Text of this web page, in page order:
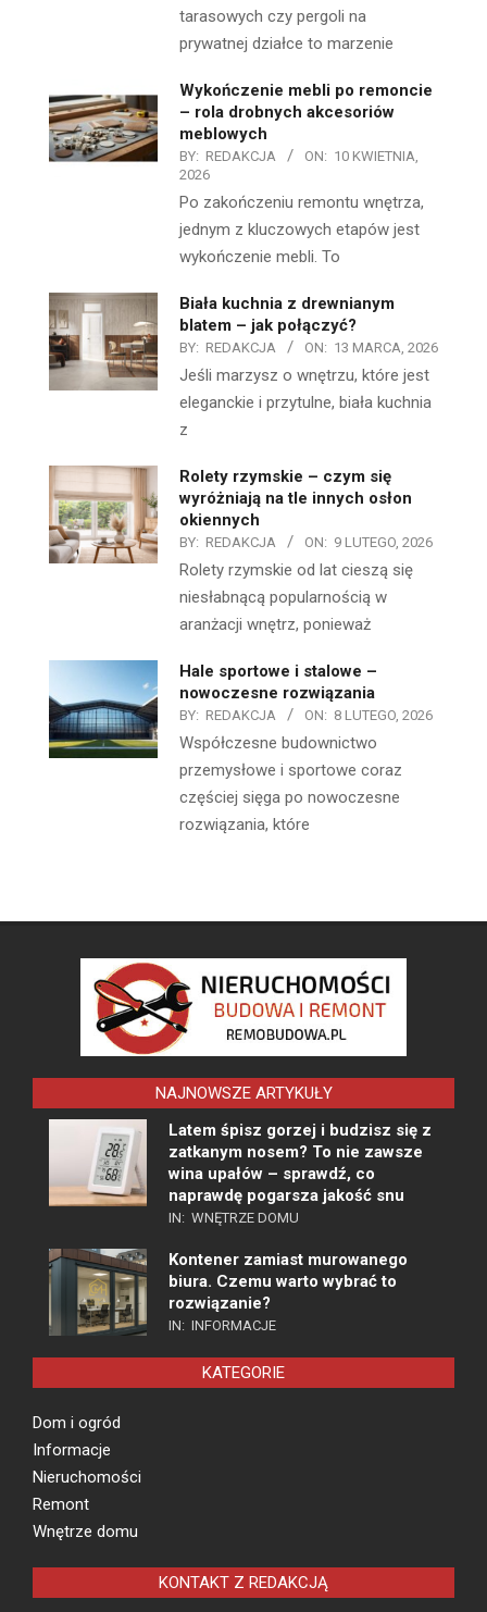
tarasowych czy pergoli na
prywatnej działce to marzenie
Wykończenie mebli po remoncie
– rola drobnych akcesoriów
meblowych
BY: REDAKCJA ON: 10 KWIETNIA,
2026
Po zakończeniu remontu wnętrza,
jednym z kluczowych etapów jest
wykończenie mebli. To
Biała kuchnia z drewnianym
blatem – jak połączyć?
BY: REDAKCJA ON: 13 MARCA, 2026
Jeśli marzysz o wnętrzu, które jest
eleganckie i przytulne, biała kuchnia
z
Rolety rzymskie – czym się
wyróżniają na tle innych osłon
okiennych
BY: REDAKCJA ON: 9 LUTEGO, 2026
Rolety rzymskie od lat cieszą się
niesłabnącą popularnością w
aranżacji wnętrz, ponieważ
Hale sportowe i stalowe –
nowoczesne rozwiązania
BY: REDAKCJA ON: 8 LUTEGO, 2026
Współczesne budownictwo
przemysłowe i sportowe coraz
częściej sięga po nowoczesne
rozwiązania, które
NAJNOWSZE ARTYKUŁY
Latem śpisz gorzej i budzisz się z
zatkanym nosem? To nie zawsze
wina upałów – sprawdź, co
naprawdę pogarsza jakość snu
IN: WNĘTRZE DOMU
Kontener zamiast murowanego
biura. Czemu warto wybrać to
rozwiązanie?
IN: INFORMACJE
KATEGORIE
Dom i ogród
Informacje
Nieruchomości
Remont
Wnętrze domu
KONTAKT Z REDAKCJĄ